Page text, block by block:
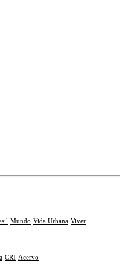
Mundo Vida Urbana Viver
CRI Acervo